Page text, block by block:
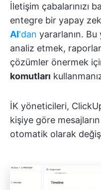
İletişim çabalarınızı
entegre bir yapay
AI'dan yararlanın. Bu
analiz etmek,
çözümler önermek
komutları
İK yöneticileri,
kişiye göre
otomatik olarak